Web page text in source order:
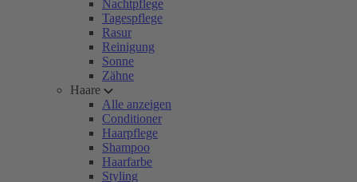
Nachtpflege
Tagespflege
Rasur
Reinigung
Sonne
Zähne
Haare
Alle anzeigen
Conditioner
Haarpflege
Shampoo
Haarfarbe
Styling